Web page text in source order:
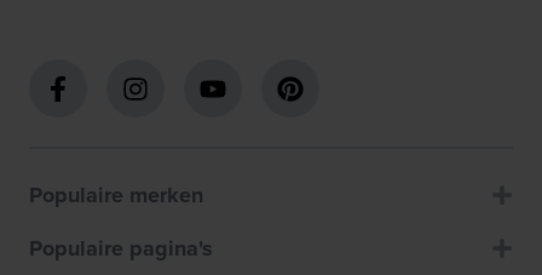
Populaire merken
Populaire pagina's